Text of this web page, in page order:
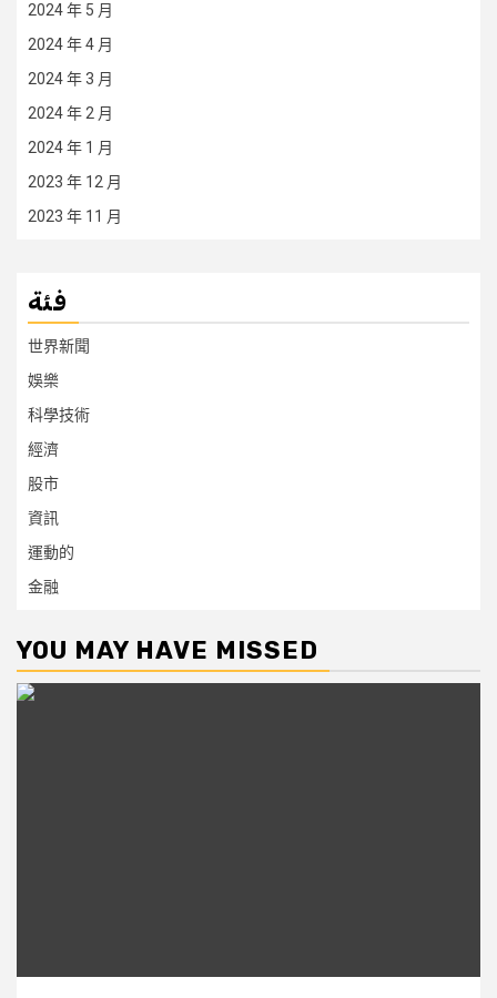
2024 年 5 月
2024 年 4 月
2024 年 3 月
2024 年 2 月
2024 年 1 月
2023 年 12 月
2023 年 11 月
فئة
世界新聞
娛樂
科學技術
經濟
股市
資訊
運動的
金融
YOU MAY HAVE MISSED